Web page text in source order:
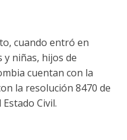
cuando entró en
y niñas, hijos de
cuentan con la
la resolución 8470 de
Civil.